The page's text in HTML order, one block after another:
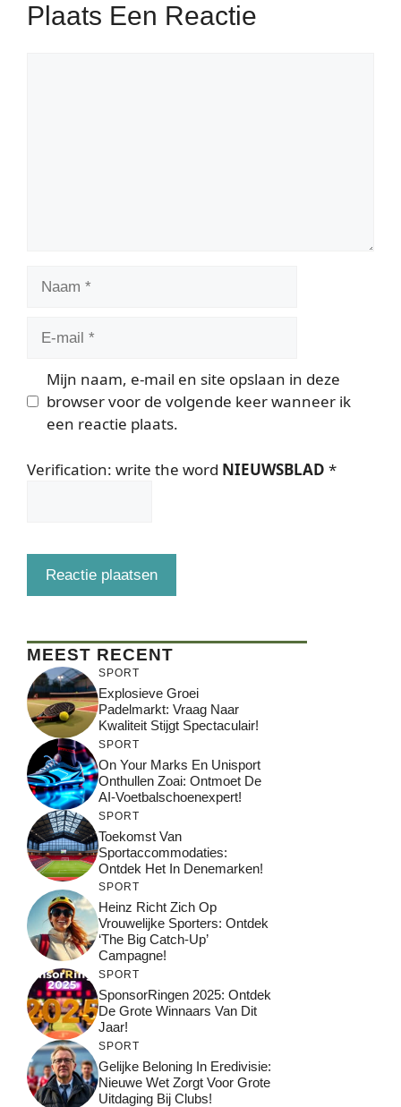
Plaats Een Reactie
Mijn naam, e-mail en site opslaan in deze
browser voor de volgende keer wanneer ik
een reactie plaats.
Verification: write the word NIEUWSBLAD *
MEEST RECENT
SPORT
Explosieve Groei
Padelmarkt: Vraag Naar
Kwaliteit Stijgt Spectaculair!
SPORT
On Your Marks En Unisport
Onthullen Zoai: Ontmoet De
AI-Voetbalschoenexpert!
SPORT
Toekomst Van
Sportaccommodaties:
Ontdek Het In Denemarken!
SPORT
Heinz Richt Zich Op
Vrouwelijke Sporters: Ontdek
‘The Big Catch-Up’
Campagne!
SPORT
SponsorRingen 2025: Ontdek
De Grote Winnaars Van Dit
Jaar!
SPORT
Gelijke Beloning In Eredivisie:
Nieuwe Wet Zorgt Voor Grote
Uitdaging Bij Clubs!